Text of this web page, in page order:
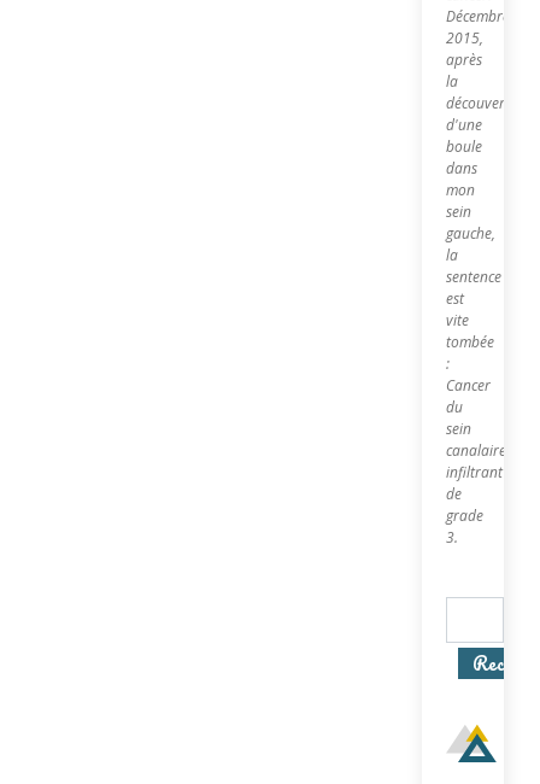
Décembre
2015,
après
la
découverte
d'une
boule
dans
mon
sein
gauche,
la
sentence
est
vite
tombée
:
Cancer
du
sein
canalaire
infiltrant
de
grade
3.